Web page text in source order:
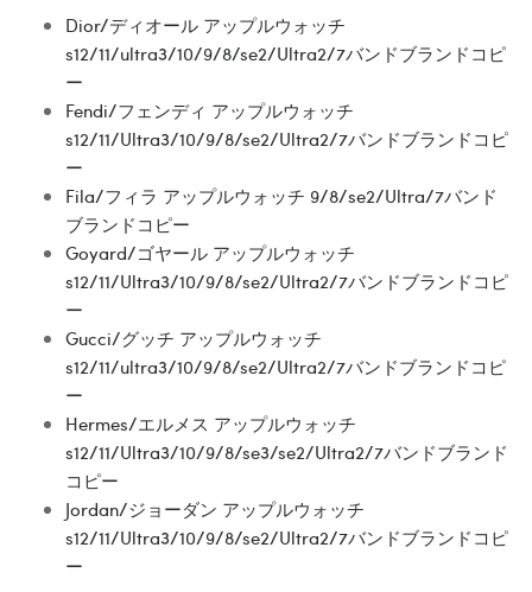
Dior/ディオール アップルウォッチ
s12/11/ultra3/10/9/8/se2/Ultra2/7バンドブランドコピ
ー
Fendi/フェンディ アップルウォッチ
s12/11/Ultra3/10/9/8/se2/Ultra2/7バンドブランドコピ
ー
Fila/フィラ アップルウォッチ 9/8/se2/Ultra/7バンド
ブランドコピー
Goyard/ゴヤール アップルウォッチ
s12/11/Ultra3/10/9/8/se2/Ultra2/7バンドブランドコピ
ー
Gucci/グッチ アップルウォッチ
s12/11/ultra3/10/9/8/se2/Ultra2/7バンドブランドコピ
ー
Hermes/エルメス アップルウォッチ
s12/11/Ultra3/10/9/8/se3/se2/Ultra2/7バンドブランド
コピー
Jordan/ジョーダン アップルウォッチ
s12/11/Ultra3/10/9/8/se2/Ultra2/7バンドブランドコピ
ー